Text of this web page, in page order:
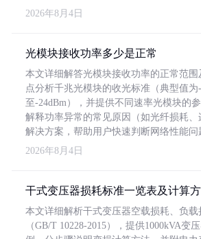
2026年8月4日
光模块接收功率多少是正常
本文详细解答光模块接收功率的正常范
点分析千兆光模块的收光标准（典型值为
至-24dBm），并提供不同速率光模块的
解释功率异常的常见原因（如光纤损耗、
解决方案，帮助用户快速判断网络性能问
2026年8月4日
干式变压器损耗标准一览表及计算
本文详细解析干式变压器空载损耗、负
（GB/T 10228-2015），提供1000kVA变